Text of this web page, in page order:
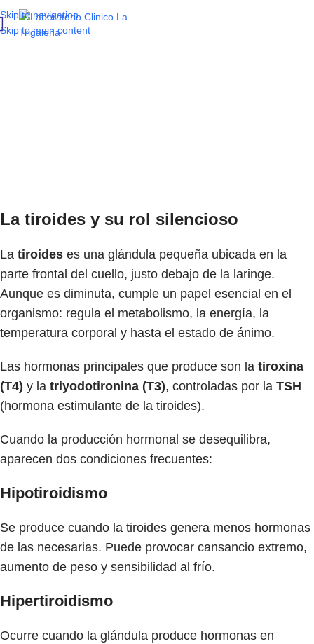
Skip to navigation
Skip to main content
La tiroides y su rol silencioso
La tiroides es una glándula pequeña ubicada en la
parte frontal del cuello, justo debajo de la laringe.
Aunque es diminuta, cumple un papel esencial en el
organismo: regula el metabolismo, la energía, la
temperatura corporal y hasta el estado de ánimo.
Las hormonas principales que produce son la tiroxina
(T4) y la triyodotironina (T3), controladas por la TSH
(hormona estimulante de la tiroides).
Cuando la producción hormonal se desequilibra,
aparecen dos condiciones frecuentes:
Hipotiroidismo
Se produce cuando la tiroides genera menos hormonas
de las necesarias. Puede provocar cansancio extremo,
aumento de peso y sensibilidad al frío.
Hipertiroidismo
Ocurre cuando la glándula produce hormonas en